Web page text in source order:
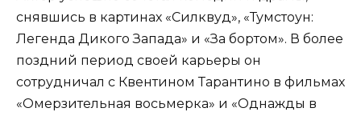
снявшись в картинах «Силквуд», «Тумстоун:
Легенда Дикого Запада» и «За бортом». В более
поздний период своей карьеры он
сотрудничал с Квентином Тарантино в фильмах
«Омерзительная восьмерка» и «Однажды в